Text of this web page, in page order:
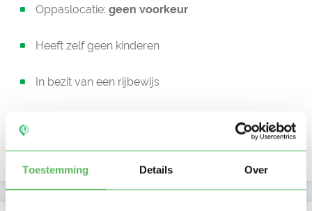
Toestemming Details Over
Oppaslocatie: geen voorkeur
Heeft zelf geen kinderen
In bezit van een rijbewijs
Uurtarief: